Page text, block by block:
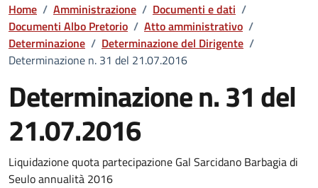
Home / Amministrazione / Documenti e dati /
Documenti Albo Pretorio / Atto amministrativo /
Determinazione / Determinazione del Dirigente /
Determinazione n. 31 del 21.07.2016
Determinazione n. 31 del
21.07.2016
Dettaglio del documento
Liquidazione quota partecipazione Gal Sarcidano Barbagia di
Seulo annualità 2016